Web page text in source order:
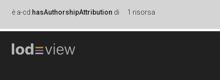
è a-cd:hasAuthorshipAttribution di 1 risorsa